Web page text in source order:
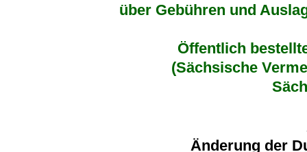
über Gebühren und
Öffentlich
(Sächsische
Änderung der